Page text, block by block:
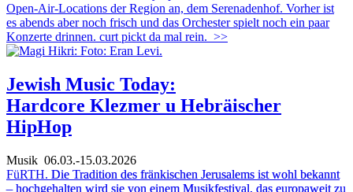
Open-Air-Locations der Region an, dem Serenadenhof. Vorher ist
es abends aber noch frisch und das Orchester spielt noch ein paar
Konzerte drinnen. curt pickt da mal rein. >>
Jewish Music Today:
Hardcore Klezmer u Hebräischer
HipHop
Musik 06.03.-15.03.2026
FüRTH. Die Tradition des fränkischen Jerusalems ist wohl bekannt
– hochgehalten wird sie von einem Musikfestival, das europaweit zu